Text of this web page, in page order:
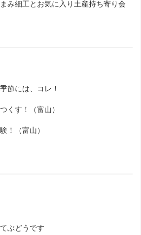
み細工とお気に入り土産持ち寄り会
節には、コレ！
くす！（富山）
！（富山）
ぶどうです